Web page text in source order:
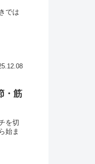
では
・筋
を切
始ま